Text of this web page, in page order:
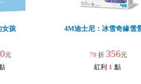
女孩
元
4M迪士尼：冰雪奇緣雪
79 折 356元
紅利 1 點